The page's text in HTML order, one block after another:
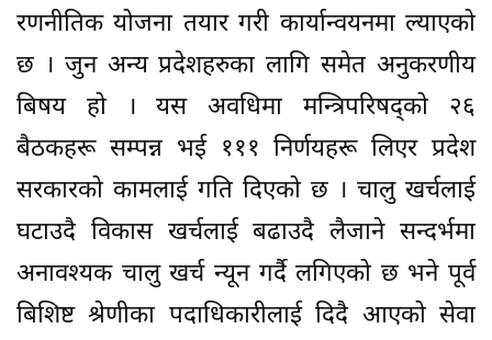
रणनीतिक योजना तयार गरी कार्यान्वयनमा ल्याएको
छ । जुन अन्य प्रदेशहरुका लागि समेत अनुकरणीय
बिषय हो । यस अवधिमा मन्त्रिपरिषद्को २६
बैठकहरू सम्पन्न भई १११ निर्णयहरू लिएर प्रदेश
सरकारको कामलाई गति दिएको छ । चालु खर्चलाई
घटाउदै विकास खर्चलाई बढाउदै लैजाने सन्दर्भमा
अनावश्यक चालु खर्च न्यून गर्दै लगिएको छ भने पूर्व
बिशिष्ट श्रेणीका पदाधिकारीलाई दिदै आएको सेवा